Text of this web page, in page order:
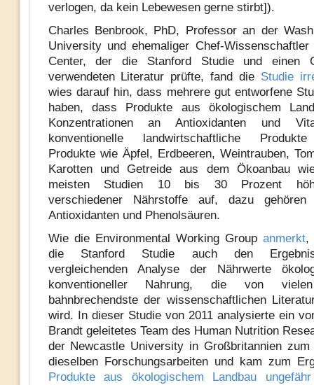
verlogen, da kein Lebewesen gerne stirbt]).
Charles Benbrook, PhD, Professor an der
University und ehemaliger Chef-
Center, der die Stanford Studie und einen
verwendeten Literatur prüfte, fand die Studie
wies darauf hin, dass mehrere gut entworfene
haben, dass Produkte aus ökologischem
Konzentrationen an Antioxidanten und
konventionelle landwirtschaftliche
Produkte wie Äpfel, Erdbeeren, Weintrauben,
Karotten und Getreide aus dem Ökoanbau
meisten Studien 10 bis 30 Prozent
verschiedener Nährstoffe auf, dazu
Antioxidanten und Phenolsäuren.
Wie die Environmental Working Group anmerkt,
die Stanford Studie auch den
vergleichenden Analyse der Nährwerte
konventioneller Nahrung, die von
bahnbrechendste der wissenschaftlichen
wird. In dieser Studie von 2011 analysierte ein
Brandt geleitetes Team des Human Nutrition
der Newcastle University in Großbritannien zum
dieselben Forschungsarbeiten und kam zum
Produkte aus ökologischem Landbau